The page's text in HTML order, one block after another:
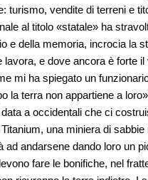
turismo, vendite di terreni e
al titolo «statale» ha
e della memoria, incrocia la
e dove ancora è forte il
mi ha spiegato un
la terra non appartiene a
a occidentali che ci
una miniera di sabbie
andarsene dando loro un
fare le bonifiche, nel